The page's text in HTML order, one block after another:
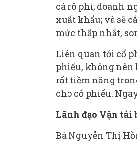
cá rô phi; doanh
xuất khẩu; và sẽ
mức thấp nhất,
Liên quan tới cổ
phiếu, không nên
rất tiềm năng
cho cổ phiếu.
Lãnh đạo Vận tải
Bà Nguyễn Thị